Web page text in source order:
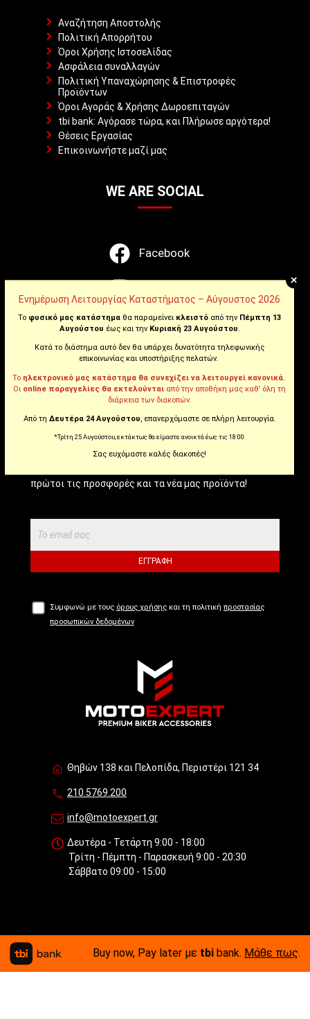
Αναζήτηση Αποστολής
Πολιτική Απορρήτου
Όροι Χρήσης Ιστοσελίδας
Ασφάλεια συναλλαγών
Πολιτική Υπαναχώρησης & Επιστροφές
Προϊόντων
Όροι Αγοράς & Χρήσης Δωροεπιταγών
tbi bank: Αγόρασε τώρα, και Πλήρωσε αργότερα!
Θέσεις Εργασίας
Επικοινωνήστε μαζί μας
WE ARE SOCIAL
Facebook
Youtube
Tiktok
πρώτοι τις προσφορές και τα νέα μας προϊόντα!
ΕΓΓΡΑΦΉ
Συμφωνώ με τους όρους χρήσης και τη πολιτική προστασίας
προσωπικών δεδομένων
Θηβών 138 και Πελοπίδα, Περιστέρι 121 34
210.5769.200
info@motoexpert.gr
Δευτέρα - Τετάρτη 9:00 - 18:00
Τρίτη - Πέμπτη - Παρασκευή 9:00 - 20:30
Σάββατο 09:00 - 15:00
Buy now, Pay later με tbi bank. Μάθε πως.
+
Ενημέρωση Λειτουργίας Καταστήματος – Αύγουστος 2026
Το φυσικό μας κατάστημα θα παραμείνει κλειστό από την Πέμπτη 13
Αυγούστου έως και τηνΚυριακή 23 Αυγούστου.
Κατά το διάστημα αυτό δεν θα υπάρχει δυνατότητα τηλεφωνικής
επικοινωνίας και υποστήριξης πελατών.
Το ηλεκτρονικό μας κατάστημα θα συνεχίζει να λειτουργεί κανονικά.
Οι online παραγγελίες θα εκτελούνται από την αποθήκη μας καθ’ όλη τη
διάρκεια των διακοπών.
Από τη Δευτέρα 24 Αυγούστου, επανερχόμαστε σε πλήρη λειτουργία.
*Τρίτη 25 Αυγούστου, εκτάκτως θα είμαστε ανοικτά έως τις 18:00.
Σας ευχόμαστε καλές διακοπές!